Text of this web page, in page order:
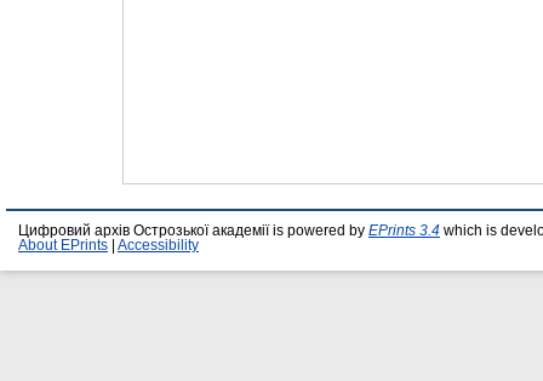
Цифровий архів Острозької академії is powered by EPrints 3.4 which is
About EPrints
Accessibility